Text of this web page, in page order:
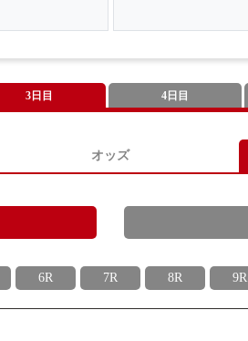
3日目 4日目
オッズ
6R 7R 8R 9R